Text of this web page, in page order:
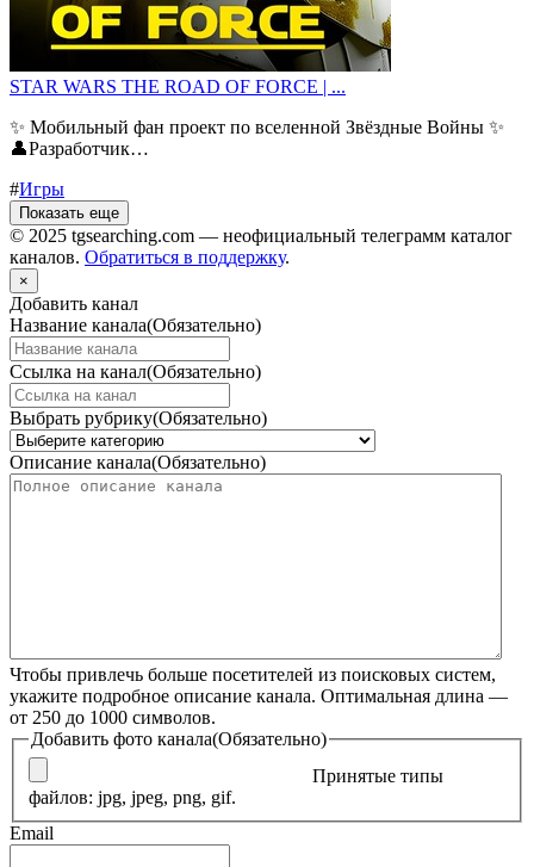
STAR WARS THE ROAD OF FORCE | ...
✨ Мобильный фан проект по вселенной Звёздные Войны ✨
👤Разработчик…
#Игры
Показать еще
© 2025 tgsearching.com — неофициальный телеграмм каталог
каналов. Обратиться в поддержку.
×
Добавить канал
Название канала(Обязательно)
Ссылка на канал(Обязательно)
Выбрать рубрику(Обязательно)
Описание канала(Обязательно)
Чтобы привлечь больше посетителей из поисковых систем,
укажите подробное описание канала. Оптимальная длина —
от 250 до 1000 символов.
Добавить фото канала(Обязательно)
Принятые типы
файлов: jpg, jpeg, png, gif.
Email